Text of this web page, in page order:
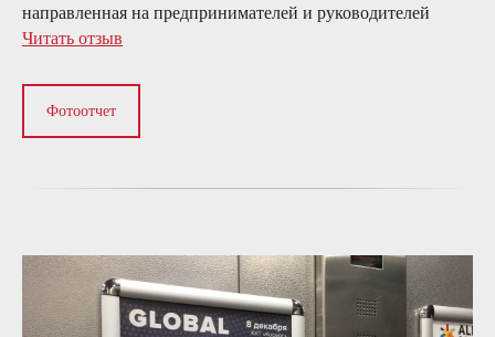
направленная на предпринимателей и руководителей
Читать отзыв
Фотоотчет